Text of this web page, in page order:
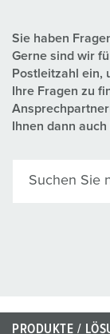
Sie haben
Gerne sind wir
Postleitzahl ein,
Ihre Fragen zu
Ihnen dann
Suchen Sie
PRODUKTE /